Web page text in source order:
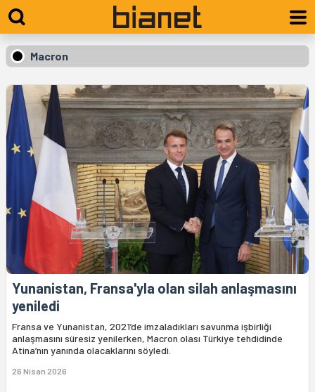
Macron
Yunanistan, Fransa'yla olan silah anlaşmasını
yeniledi
Fransa ve Yunanistan, 2021’de imzaladıkları savunma işbirliği
anlaşmasını süresiz yenilerken, Macron olası Türkiye tehdidinde
Atina’nın yanında olacaklarını söyledi.
26 Nisan 2026